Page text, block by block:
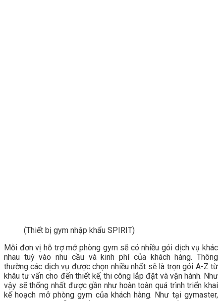
(Thiết bị gym nhập khẩu SPIRIT)
Mỗi đơn vị hỗ trợ mở phòng gymsẽ có nhiều gói dịch vụ khác
nhau tuỳ vào nhu cầu và kinh phí của khách hàng. Thông
thường các dịch vụ được chọn nhiều nhất sẽ là trọn gói A-Z từ
khâu tư vấn cho đến thiết kế, thi công lắp đặt và vận hành. Như
vậy sẽ thống nhất được gần như hoàn toàn quá trình triển khai
kế hoạch mở phòng gym của khách hàng. Như tại gymaster,